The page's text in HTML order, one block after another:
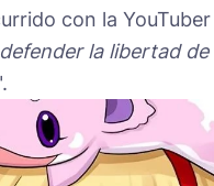
con la
defender la libertad